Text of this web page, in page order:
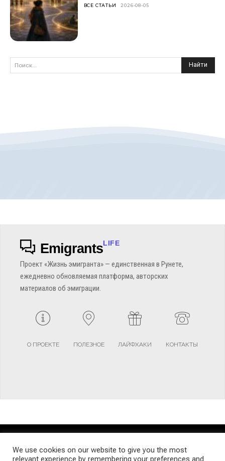
ВСЕ СТАТЬИ 2026-08-05
Поиск... Найти
EmigrantsLIFE
Проект «Жизнь эмигранта» — единственная в Рунете,
ежедневно обновляемая платформа, авторских
материалов об эмиграции.
О ПРОЕКТЕ ПОЛЕЗНОЕ ЛАЙФХАКИ КОНТАКТЫ
TERMS AND CONDITIONS PRIVACY POLICY SITEMAP
We use cookies on our website to give you the most
relevant experience by remembering your preferences and